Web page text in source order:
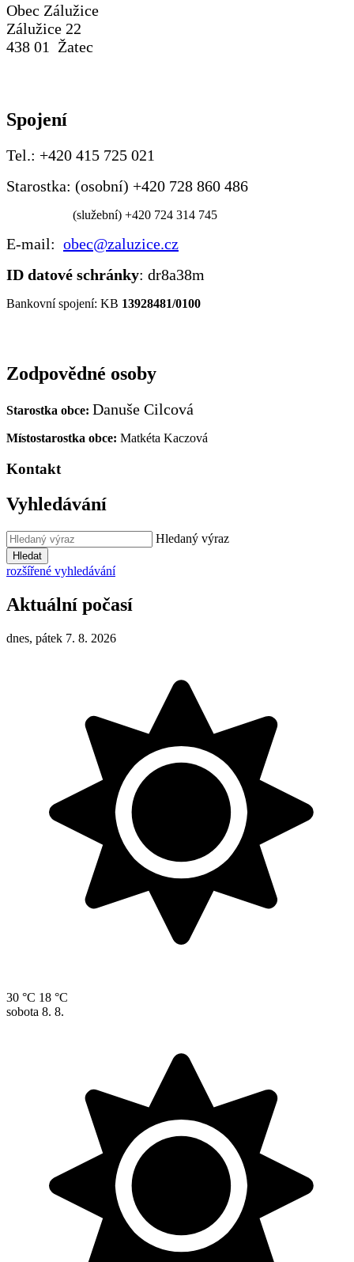
Obec Zálužice
Zálužice 22
438 01 Žatec
Spojení
Tel.: +420 415 725 021
Starostka: (osobní) +420 728 860 486
(služební) +420 724 314 745
E-mail: obec@zaluzice.cz
ID datové schránky: dr8a38m
Bankovní spojení: KB 13928481/0100
Zodpovědné osoby
Starostka obce: Danuše Cilcová
Místostarostka obce: Matkéta Kaczová
Kontakt
Vyhledávání
Hledaný výraz
Hledat
rozšířené vyhledávání
Aktuální počasí
dnes, pátek 7. 8. 2026
30 °C 18 °C
sobota 8. 8.